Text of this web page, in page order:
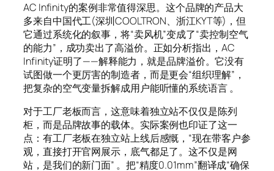
AC Infinity的案例非常值得深思。这个品牌的产品大
多来自中国代工(深圳COOLTRON、浙江KYT等)，但
它通过系统化的叙事，将“卖风机”变成了“卖控制空气
的能力”，成功卖出了高溢价。正如分析指出，AC
Infinity证明了——解释能力，就是品牌溢价。它没有
试图做一个更厉害的制造者，而是更会“组织理解”，
把复杂的空气变量拆解成用户能听懂的系统语言 。
对于工厂老板而言，这意味着独立站不仅仅是陈列
柜，而是品牌故事的载体。实际案例也印证了这一
点：有工厂老板在独立站上线后感慨，“现在带客户参
观，直接打开官网展示，底气都足了。这不仅是网
站，是我们的新门面” 。把“精度0.01mm”翻译成“确保